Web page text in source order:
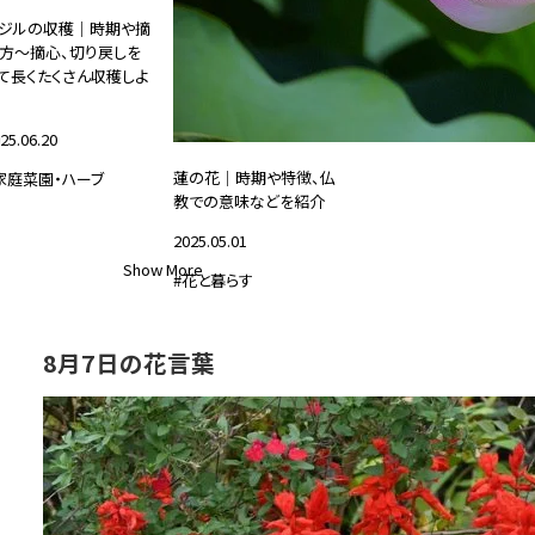
ルの収穫｜時期や摘
～摘心、切り戻しを
長くたくさん収穫しよ
庭菜園・ハーブ
蓮の花｜時期や特徴、仏
教での意味などを紹介
2025.05.01
#花と暮らす
Show More
8月7日の花言葉